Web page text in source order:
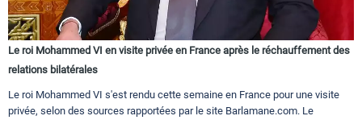
Le roi Mohammed VI en visite privée en France après le réchauffement des
relations bilatérales
Le roi Mohammed VI s'est rendu cette semaine en France pour une visite
privée, selon des sources rapportées par le site Barlamane.com. Le